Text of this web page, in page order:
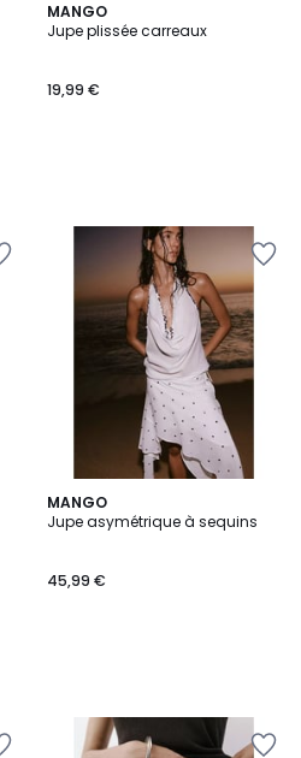
MANGO
Jupe plissée carreaux
19,99 €
MANGO
Jupe asymétrique à sequins
45,99 €